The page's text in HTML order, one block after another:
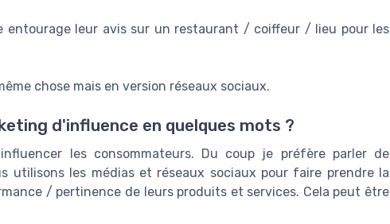
entourage leur avis sur un restaurant / coiffeur / lieu pour les
chose mais en version réseaux sociaux.
d'influence en quelques mots ?
les consommateurs. Du coup je préfère parler de
utilisons les médias et réseaux sociaux pour faire prendre la
/ pertinence de leurs produits et services. Cela peut être